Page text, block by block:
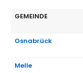
GEMEINDE
Osnabrück
Melle